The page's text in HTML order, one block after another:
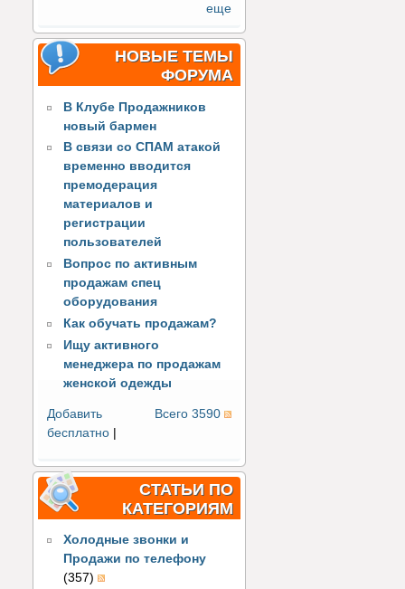
еще
НОВЫЕ ТЕМЫ
ФОРУМА
В Клубе Продажников
новый бармен
В связи со СПАМ атакой
временно вводится
премодерация
материалов и
регистрации
пользователей
Вопрос по активным
продажам спец
оборудования
Как обучать продажам?
Ищу активного
менеджера по продажам
женской одежды
Всего 3590
Добавить
бесплатно |
СТАТЬИ ПО
КАТЕГОРИЯМ
Холодные звонки и
Продажи по телефону
(357)